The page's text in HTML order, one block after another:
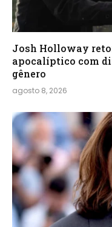
Josh Holloway
apocalíptico com
gênero
agosto 8, 2026